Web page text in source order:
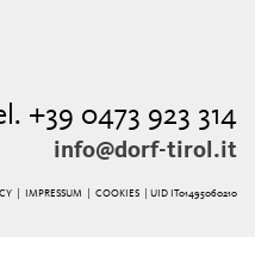
+39 0473 923 314
info@dorf-tirol.it
| IMPRESSUM COOKIES | UID IT01495060210